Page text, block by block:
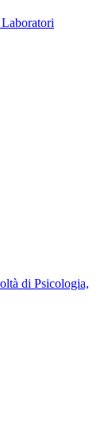
di Psicologia,